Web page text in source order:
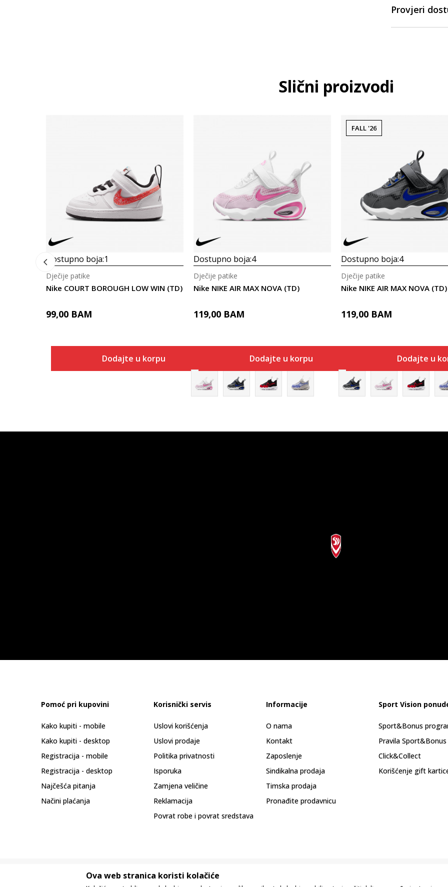
Provjeri
Slični proizvodi
Dostupno boja:1
Nike COURT BOROUGH LOW WIN (TD)
Dječije patike
99,00 BAM
Dodajte u korpu
Dostupno boja:4
Nike NIKE AIR MAX NOVA (TD)
Dječije patike
119,00 BAM
Dodajte u korpu
FALL '26
Dostupno boja:4
Nike NIKE AIR MAX NOVA (TD)
Dječije patike
119,00 BAM
Dodajte u
Pomoć pri kupovini
Kako kupiti - mobile
Kako kupiti - desktop
Registracija - mobile
Registracija - desktop
Najčešća pitanja
Načini plaćanja
Korisnički servis
Uslovi korišćenja
Uslovi prodaje
Politika privatnosti
Isporuka
Zamjena veličine
Reklamacija
Povrat robe i povrat sredstava
Informacije
O nama
Kontakt
Zaposlenje
Sindikalna prodaja
Timska prodaja
Pronađite prodavnicu
Sport Vision
Sport&Bonus
Pravila
Click&Collect
Korišćenje gift
Ova web stranica koristi kolačiće